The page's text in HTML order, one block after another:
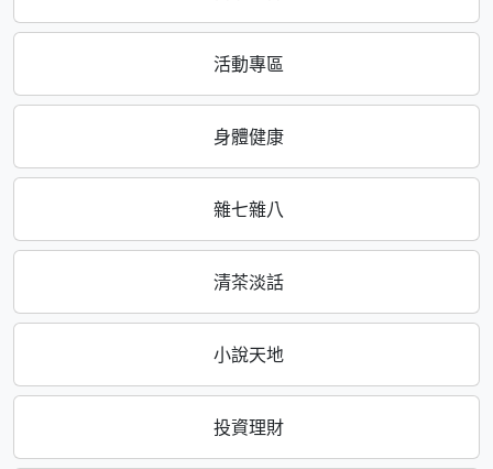
活動專區
身體健康
雜七雜八
清茶淡話
小說天地
投資理財